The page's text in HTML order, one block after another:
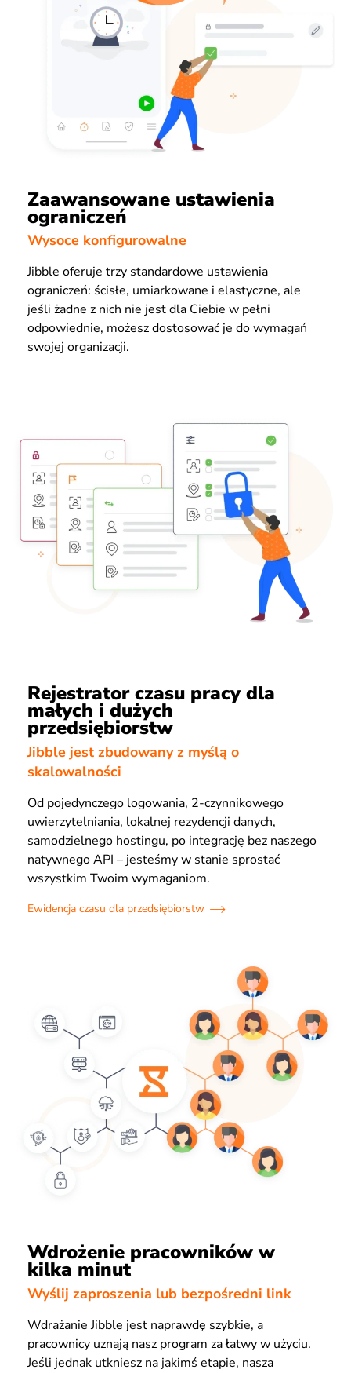
Zaawansowane ustawienia
ograniczeń
Wysoce konfigurowalne
Jibble oferuje trzy standardowe ustawienia
ograniczeń: ścisłe, umiarkowane i elastyczne, ale
jeśli żadne z nich nie jest dla Ciebie w pełni
odpowiednie, możesz dostosować je do wymagań
swojej organizacji.
Rejestrator czasu pracy dla
małych i dużych
przedsiębiorstw
Jibble jest zbudowany z myślą o
skalowalności
Od pojedynczego logowania, 2-czynnikowego
uwierzytelniania, lokalnej rezydencji danych,
samodzielnego hostingu, po integrację bez naszego
natywnego API – jesteśmy w stanie sprostać
wszystkim Twoim wymaganiom.
Ewidencja czasu dla przedsiębiorstw
Wdrożenie pracowników w
kilka minut
Wyślij zaproszenia lub bezpośredni link
Wdrażanie Jibble jest naprawdę szybkie, a
pracownicy uznają nasz program za łatwy w użyciu.
Jeśli jednak utkniesz na jakimś etapie, nasza